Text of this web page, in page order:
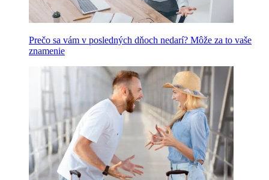
Prečo sa vám v posledných dňoch nedarí? Môže za to vaše
znamenie